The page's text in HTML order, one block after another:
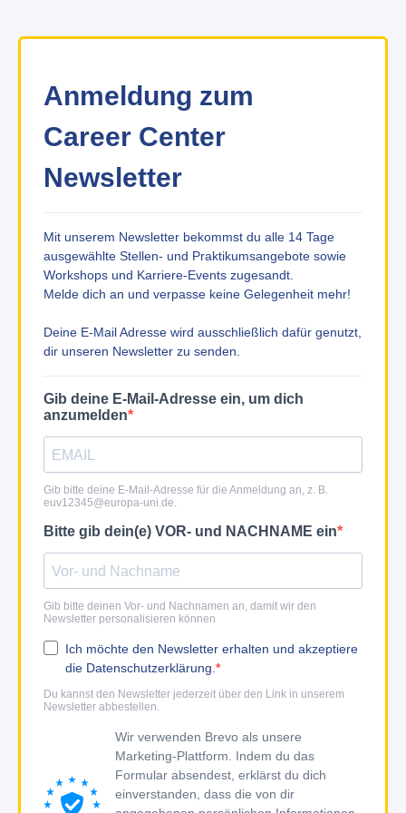
Anmeldung zum
Career Center
Newsletter
Mit unserem Newsletter bekommst du alle 14 Tage
ausgewählte Stellen- und Praktikumsangebote sowie
Workshops und Karriere-Events zugesandt.
Melde dich an und verpasse keine Gelegenheit mehr!
Deine E-Mail Adresse wird ausschließlich dafür genutzt,
dir unseren Newsletter zu senden.
Gib deine E-Mail-Adresse ein, um dich
anzumelden
Gib bitte deine E-Mail-Adresse für die Anmeldung an, z. B.
euv12345@europa-uni.de.
Bitte gib dein(e) VOR- und NACHNAME ein
Gib bitte deinen Vor- und Nachnamen an, damit wir den
Newsletter personalisieren können
Ich möchte den Newsletter erhalten und akzeptiere
die Datenschutzerklärung.
Du kannst den Newsletter jederzeit über den Link in unserem
Newsletter abbestellen.
Wir verwenden Brevo als unsere
Marketing-Plattform. Indem du das
Formular absendest, erklärst du dich
einverstanden, dass die von dir